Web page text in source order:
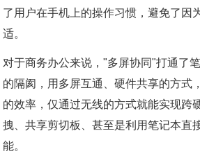
了用户在手机上的操作习惯，避免了因
适。
对于商务办公来说，"多屏协同"打通了
的隔阂，用多屏互通、硬件共享的方式
的效率，仅通过无线的方式就能实现跨
拽、共享剪切板、甚至是利用笔记本直
能。